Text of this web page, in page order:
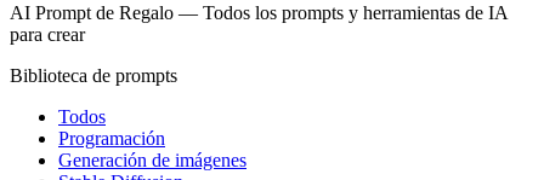
AI Prompt de Regalo — Todos los prompts y herramientas de IA
para crear
Biblioteca de prompts
Todos
Programación
Generación de imágenes